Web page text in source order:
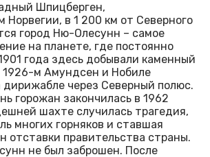
Шпицберген,
в 1 200 км от Северного
город Ню-Олесунн – самое
на планете, где постоянно
года здесь добывали каменный
1926-м Амундсен и Нобиле
дирижабле через Северный полюс.
горожан закончилась в 1962
шахте случилась трагедия,
многих горняков и ставшая
отставки правительства страны.
не был заброшен. После